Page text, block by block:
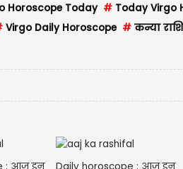
Horoscope Today # Today Virgo
Virgo Daily Horoscope # कन्या